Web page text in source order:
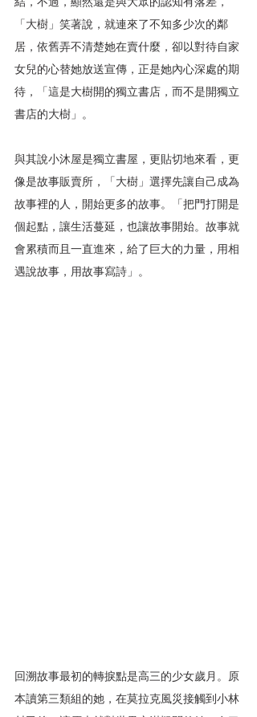
「大樹」笑著說，就連來了不知多少次的鄰
居，依舊弄不清楚她在賣什麼，卻以對待自家
女兒的心替她放送宣傳，正是她內心深處的期
待，「這是大樹開的獨立書店，而不是開獨立
書店的大樹」。
與其說小沐屋是獨立書屋，更貼切地來看，更
像是故事販賣所，「大樹」選擇先讓自己成為
故事裡的人，開始更多的故事。「把門打開是
個起點，讓生活蔓延，也讓故事開始。故事就
會累積而且一直進來，給了巨大的力量，用相
遇說故事，用故事寫詩」。
回溯故事最初的轉捩點是高三的少女歲月。原
本讀第三類組的她，在莫拉克風災接觸到小林